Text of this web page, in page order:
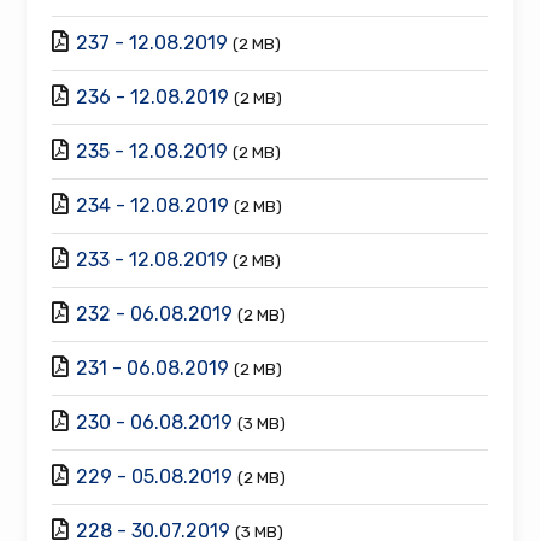
237 - 12.08.2019 (2 MB)
236 - 12.08.2019 (2 MB)
235 - 12.08.2019 (2 MB)
234 - 12.08.2019 (2 MB)
233 - 12.08.2019 (2 MB)
232 - 06.08.2019 (2 MB)
231 - 06.08.2019 (2 MB)
230 - 06.08.2019 (3 MB)
229 - 05.08.2019 (2 MB)
228 - 30.07.2019 (3 MB)